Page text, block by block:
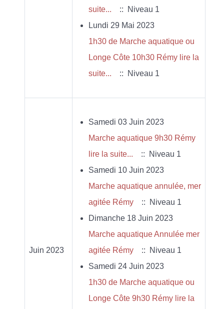
suite...
:: Niveau 1
Lundi 29 Mai 2023
1h30 de Marche aquatique ou
Longe Côte 10h30 Rémy lire la
suite...
:: Niveau 1
Juin 2023
Samedi 03 Juin 2023
Marche aquatique 9h30 Rémy
lire la suite...
:: Niveau 1
Samedi 10 Juin 2023
Marche aquatique annulée, mer
agitée Rémy
:: Niveau 1
Dimanche 18 Juin 2023
Marche aquatique Annulée mer
agitée Rémy
:: Niveau 1
Samedi 24 Juin 2023
1h30 de Marche aquatique ou
Longe Côte 9h30 Rémy lire la